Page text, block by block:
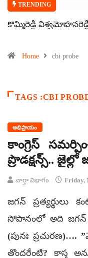
TRENDING
కొమ్మిరెడ్డి
Home cbi probe
TAGS :CBI
అభిప్రాయం
కాంగ్రెస్‌
ప్రొడక్షన్స్‌.. జైల్లో
వార్తా విభాగం Friday,
జగన్
సోపానంలో అది జగన్
(పునః ప్రచురణ)….
తొందరేంటి? కాస్త